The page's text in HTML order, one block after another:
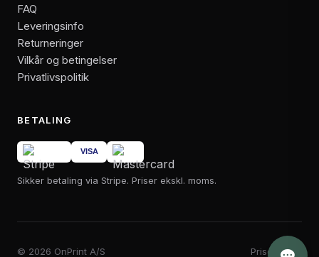
FAQ
Leveringsinfo
Returneringer
Vilkår og betingelser
Privatlivspolitik
BETALING
Sikker betaling via Stripe. Priser ekskl. moms.
© 2026 OnPrint A/S Priser i DKK